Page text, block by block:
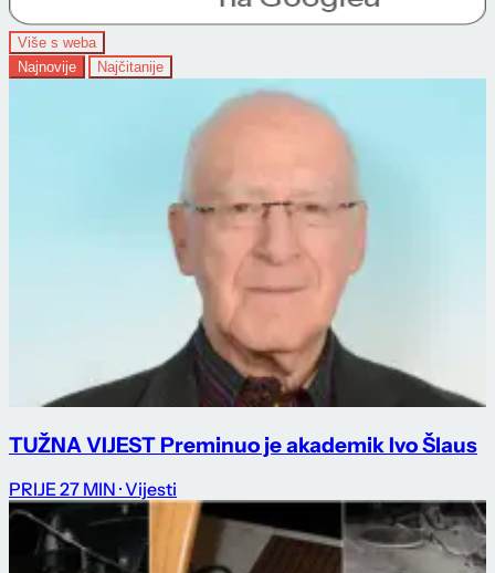
Više s weba
Najnovije
Najčitanije
TUŽNA VIJEST Preminuo je akademik Ivo Šlaus
PRIJE 27 MIN · Vijesti